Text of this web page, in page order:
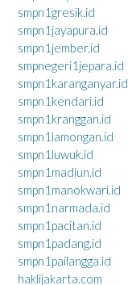
smpn1gresik.id
smpn1jayapura.id
smpn1jember.id
smpnegeri1jepara.id
smpn1karanganyar.id
smpn1kendari.id
smpn1kranggan.id
smpn1lamongan.id
smpn1luwuk.id
smpn1madiun.id
smpn1manokwari.id
smpn1narmada.id
smpn1pacitan.id
smpn1padang.id
smpn1pailangga.id
haklijakarta.com